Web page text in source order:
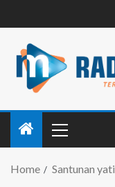
Home Santunan